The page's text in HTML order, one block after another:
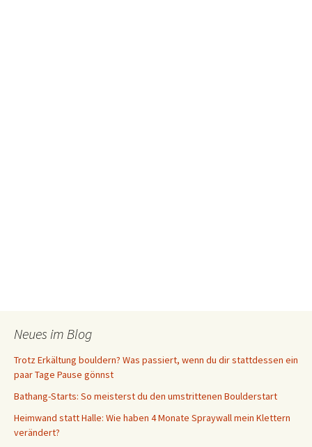
Neues im Blog
Trotz Erkältung bouldern? Was passiert, wenn du dir stattdessen ein
paar Tage Pause gönnst
Bathang-Starts: So meisterst du den umstrittenen Boulderstart
Heimwand statt Halle: Wie haben 4 Monate Spraywall mein Klettern
verändert?